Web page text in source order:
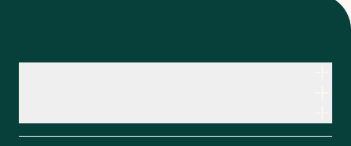
CVR: 37983446
Apopro guider